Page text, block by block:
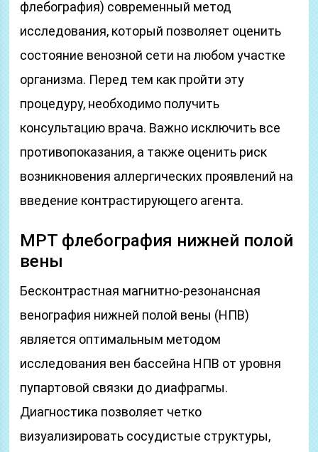
флебография) современный метод
исследования, который позволяет оценить
состояние венозной сети на любом участке
организма. Перед тем как пройти эту
процедуру, необходимо получить
консультацию врача. Важно исключить все
противопоказания, а также оценить риск
возникновения аллергических проявлений на
введение контрастирующего агента.
МРТ флебография нижней полой
вены
Бесконтрастная магнитно-резонансная
венография нижней полой вены (НПВ)
является оптимальным методом
исследования вен бассейна НПВ от уровня
пупартовой связки до диафрагмы.
Диагностика позволяет четко
визуализировать сосудистые структуры,